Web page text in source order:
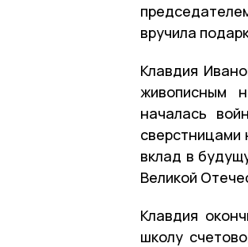
вручила
Клавдия
живописным
началась
сверстницами
вклад в
Великой
Клавдия
школу